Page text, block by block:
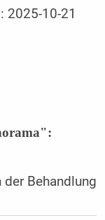
2025-10-21
der Behandlung